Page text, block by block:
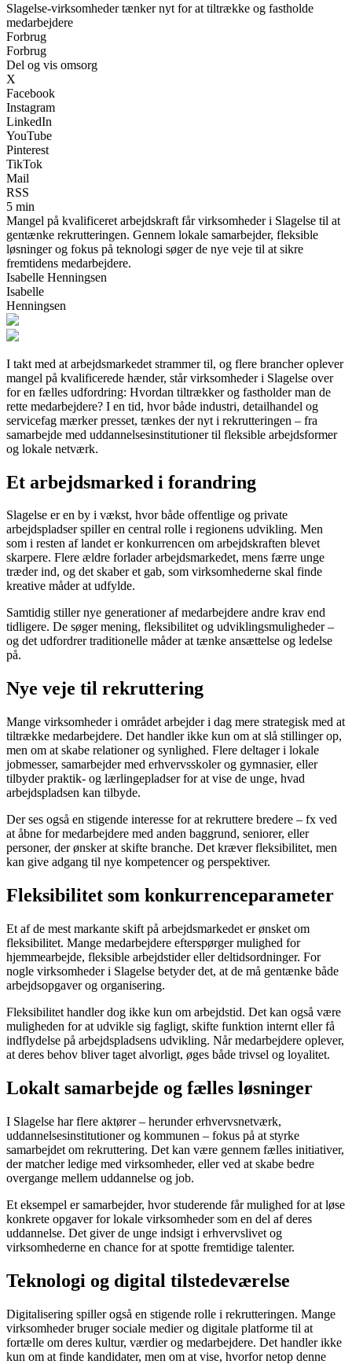
Slagelse-virksomheder tænker nyt for at tiltrække og fastholde
medarbejdere
Forbrug
Forbrug
Del og vis omsorg
X
Facebook
Instagram
LinkedIn
YouTube
Pinterest
TikTok
Mail
RSS
5 min
Mangel på kvalificeret arbejdskraft får virksomheder i Slagelse til at
gentænke rekrutteringen. Gennem lokale samarbejder, fleksible
løsninger og fokus på teknologi søger de nye veje til at sikre
fremtidens medarbejdere.
Isabelle Henningsen
Isabelle
Henningsen
I takt med at arbejdsmarkedet strammer til, og flere brancher oplever
mangel på kvalificerede hænder, står virksomheder i Slagelse over
for en fælles udfordring: Hvordan tiltrækker og fastholder man de
rette medarbejdere? I en tid, hvor både industri, detailhandel og
servicefag mærker presset, tænkes der nyt i rekrutteringen – fra
samarbejde med uddannelsesinstitutioner til fleksible arbejdsformer
og lokale netværk.
Et arbejdsmarked i forandring
Slagelse er en by i vækst, hvor både offentlige og private
arbejdspladser spiller en central rolle i regionens udvikling. Men
som i resten af landet er konkurrencen om arbejdskraften blevet
skarpere. Flere ældre forlader arbejdsmarkedet, mens færre unge
træder ind, og det skaber et gab, som virksomhederne skal finde
kreative måder at udfylde.
Samtidig stiller nye generationer af medarbejdere andre krav end
tidligere. De søger mening, fleksibilitet og udviklingsmuligheder –
og det udfordrer traditionelle måder at tænke ansættelse og ledelse
på.
Nye veje til rekruttering
Mange virksomheder i området arbejder i dag mere strategisk med at
tiltrække medarbejdere. Det handler ikke kun om at slå stillinger op,
men om at skabe relationer og synlighed. Flere deltager i lokale
jobmesser, samarbejder med erhvervsskoler og gymnasier, eller
tilbyder praktik- og lærlingepladser for at vise de unge, hvad
arbejdspladsen kan tilbyde.
Der ses også en stigende interesse for at rekruttere bredere – fx ved
at åbne for medarbejdere med anden baggrund, seniorer, eller
personer, der ønsker at skifte branche. Det kræver fleksibilitet, men
kan give adgang til nye kompetencer og perspektiver.
Fleksibilitet som konkurrenceparameter
Et af de mest markante skift på arbejdsmarkedet er ønsket om
fleksibilitet. Mange medarbejdere efterspørger mulighed for
hjemmearbejde, fleksible arbejdstider eller deltidsordninger. For
nogle virksomheder i Slagelse betyder det, at de må gentænke både
arbejdsopgaver og organisering.
Fleksibilitet handler dog ikke kun om arbejdstid. Det kan også være
muligheden for at udvikle sig fagligt, skifte funktion internt eller få
indflydelse på arbejdspladsens udvikling. Når medarbejdere oplever,
at deres behov bliver taget alvorligt, øges både trivsel og loyalitet.
Lokalt samarbejde og fælles løsninger
I Slagelse har flere aktører – herunder erhvervsnetværk,
uddannelsesinstitutioner og kommunen – fokus på at styrke
samarbejdet om rekruttering. Det kan være gennem fælles initiativer,
der matcher ledige med virksomheder, eller ved at skabe bedre
overgange mellem uddannelse og job.
Et eksempel er samarbejder, hvor studerende får mulighed for at løse
konkrete opgaver for lokale virksomheder som en del af deres
uddannelse. Det giver de unge indsigt i erhvervslivet og
virksomhederne en chance for at spotte fremtidige talenter.
Teknologi og digital tilstedeværelse
Digitalisering spiller også en stigende rolle i rekrutteringen. Mange
virksomheder bruger sociale medier og digitale platforme til at
fortælle om deres kultur, værdier og medarbejdere. Det handler ikke
kun om at finde kandidater, men om at vise, hvorfor netop denne